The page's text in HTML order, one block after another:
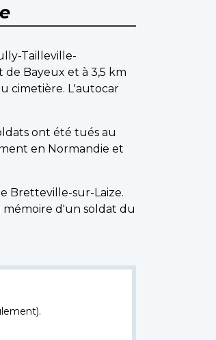
Tailleville-
de Bayeux et à 3,5 km
cimetière. L'autocar
ont été tués au
en Normandie et
Bretteville-sur-Laize.
mémoire d'un soldat du